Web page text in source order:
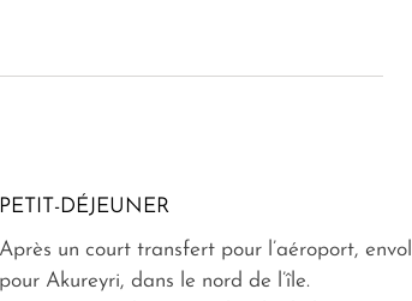
PETIT-DÉJEUNER
Après un court transfert pour l’aéroport, envol
pour Akureyri, dans le nord de l’île.